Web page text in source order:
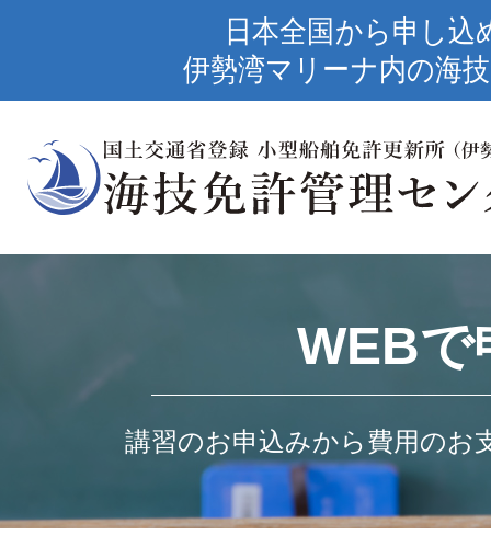
日本全国から申し
伊勢湾マリーナ内の海
WEBで
講習のお申込みから費用のお